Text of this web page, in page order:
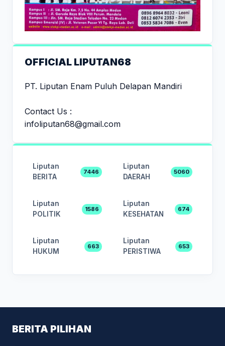
OFFICIAL LIPUTAN68
PT. Liputan Enam Puluh Delapan Mandiri
Contact Us :
infoliputan68@gmail.com
Liputan
BERITA
7446
Liputan
DAERAH
5060
Liputan
POLITIK
1586
Liputan
KESEHATAN
674
Liputan
HUKUM
663
Liputan
PERISTIWA
653
BERITA PILIHAN